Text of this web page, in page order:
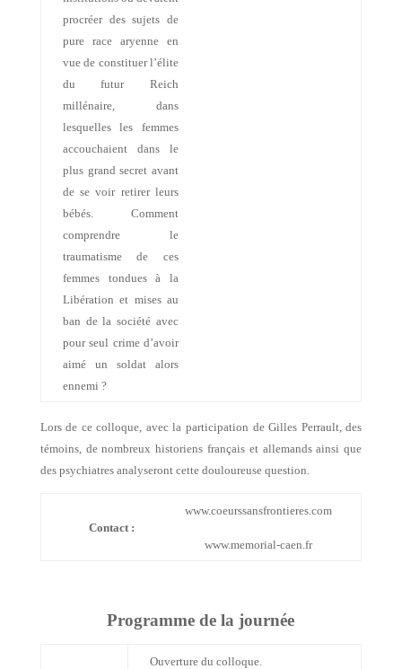
procréer des sujets de
pure race aryenne en
vue de constituer l’élite
du futur Reich
millénaire, dans
lesquelles les femmes
accouchaient dans le
plus grand secret avant
de se voir retirer leurs
bébés. Comment
comprendre le
traumatisme de ces
femmes tondues à la
Libération et mises au
ban de la société avec
pour seul crime d’avoir
aimé un soldat alors
ennemi ?
Lors de ce colloque, avec la participation de Gilles Perrault, des
témoins, de nombreux historiens français et allemands ainsi que
des psychiatres analyseront cette douloureuse question.
Contact :
www.coeurssansfrontieres.com
www.memorial-caen.fr
Programme de la journée
Ouverture du colloque.